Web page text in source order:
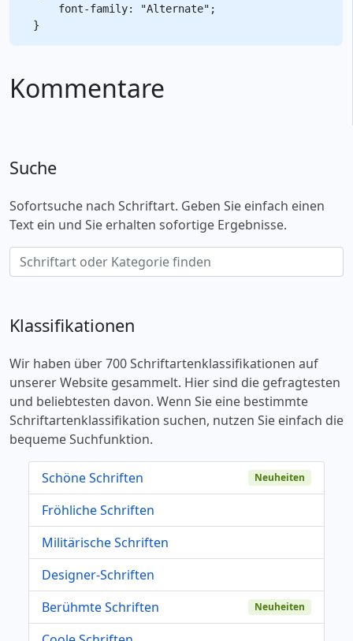
    font-family: "Alternate";
Kommentare
Suche
Sofortsuche nach Schriftart. Geben Sie einfach einen
Text ein und Sie erhalten sofortige Ergebnisse.
Klassifikationen
Wir haben über 700 Schriftartenklassifikationen auf
unserer Website gesammelt. Hier sind die gefragtesten
und beliebtesten davon. Wenn Sie eine bestimmte
Schriftartenklassifikation suchen, nutzen Sie einfach die
bequeme Suchfunktion.
Schöne Schriften Neuheiten
Fröhliche Schriften
Militärische Schriften
Designer-Schriften
Berühmte Schriften
Neuheiten